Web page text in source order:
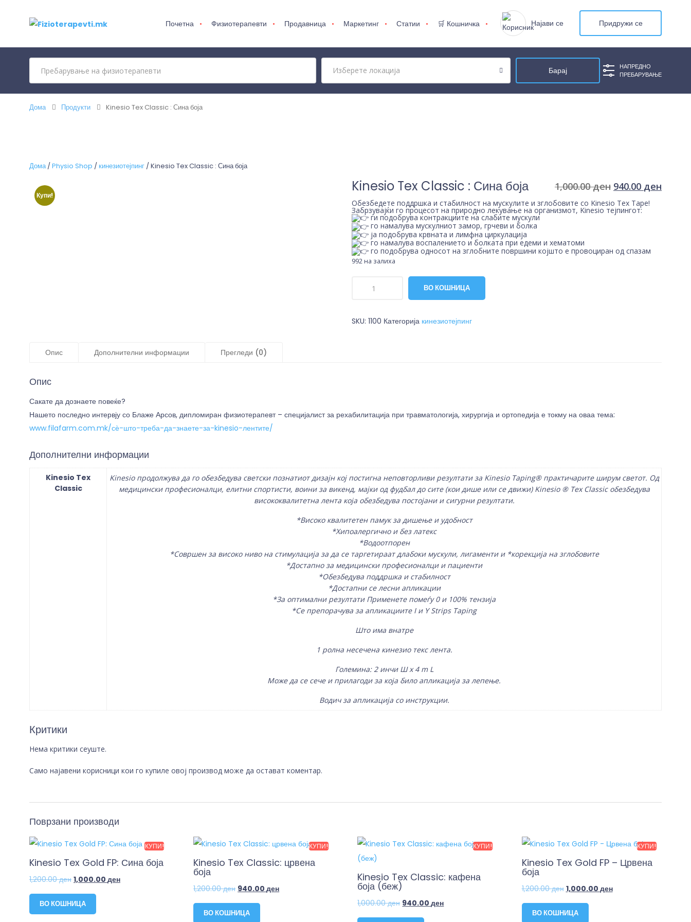
Почетна Физиотерапевти Продавница Маркетинг Статии 🛒 Кошничка Најави се Придружи се
НАПРЕДНО
ПРЕБАРУВАЊЕ
Дома Продукти Kinesio Tex Classic : Сина боја
Дома/Physio Shop /кинезиотејпинг / Kinesio Tex Classic : Сина боја
Купи!
Kinesio Tex Classic : Сина боја 1,000.00ден 940.00 ден
Обезбедете поддршка и стабилност на мускулите и зглобовите со Kinesio Tex Tape!
Забрзувајќи го процесот на природно лекување на организмот, Kinesio тејпингот:
ги подобрува контракциите на слабите мускули
го намалува мускулниот замор, грчеви и болка
ја подобрува крвната и лимфна циркулација
го намалува воспалението и болката при едеми и хематоми
го подобрува односот на зглобните површини којшто е провоциран од спазам
992 на залиха
ВО КОШНИЦА
SKU:1100 Категорија кинезиотејпинг
Опис Дополнителни информации Прегледи (0)
Опис
Сакате да дознаете повеќе?
Нашето последно интервју со Блаже Арсов, дипломиран физиотерапевт – специјалист за рехабилитација при травматологија, хирургија и ортопедија е токму на оваа тема:
www.filafarm.com.mk/сѐ-што-треба-да-знаете-за-kinesio-лентите/
Дополнителни информации
Kinesio Tex
Classic
Kinesio продолжува да го обезбедува светски познатиот дизајн кој постигна неповторливи резултати за Kinesio Taping® практичарите ширум светот. Од
медицински професионалци, елитни спортисти, воини за викенд, мајки од фудбал до сите (кои дише или се движи) Kinesio ® Tex Classic обезбедува
висококвалитетна лента која обезбедува постојани и сигурни резултати.
*Високо квалитетен памук за дишење и удобност
*Хипоалергично и без латекс
*Водоотпорен
*Совршен за високо ниво на стимулација за да се таргетираат длабоки мускули, лигаменти и *корекција на зглобовите
*Достапно за медицински професионалци и пациенти
*Обезбедува поддршка и стабилност
*Достапни се лесни апликации
*За оптимални резултати Применете помеѓу 0 и 100% тензија
*Се препорачува за апликациите I и Y Strips Taping
Што има внатре
1 ролна несечена кинезио текс лента.
Големина: 2 инчи Ш x 4 m L
Може да се сече и прилагоди за која било апликација за лепење.
Водич за апликација со инструкции.
Критики
Нема критики сеуште.
Само најавени корисници кои го купиле овој производ може да остават коментар.
Поврзани производи
КУПИ!
Kinesio Tex Gold FP: Сина боја
1,200.00ден 1,000.00 ден
ВО КОШНИЦА
КУПИ!
Kinesio Tex Classic: црвена
боја
1,200.00ден 940.00ден
ВО КОШНИЦА
КУПИ!
Kinesio Tex Classic: кафена
боја (беж)
1,000.00ден 940.00ден
КУПИ!
Kinesio Tex Gold FP – Црвена
боја
1,200.00ден 1,000.00 ден
ВО КОШНИЦА